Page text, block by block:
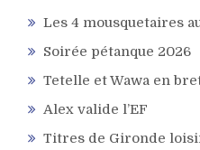
Les 4 mousquetaires
Soirée pétanque 2026
Tetelle et Wawa en
Alex valide l’EF
Titres de Gironde